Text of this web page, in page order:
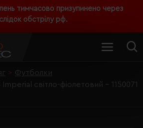
тимчасово призупинено через
обстрілу рф.
Футболки
світло-фіолетовий - 1150071